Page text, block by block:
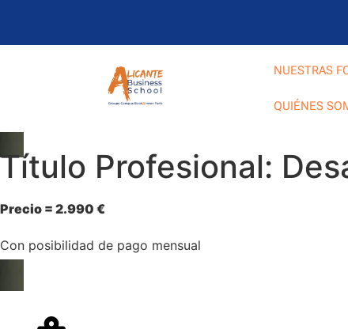
NUESTRAS
QUIÉNES
Título Profesional:
Precio = 2.990 €
Con posibilidad de pago mensual